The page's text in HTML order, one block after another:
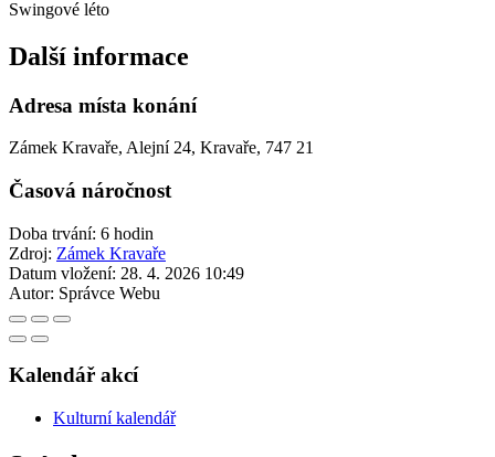
Swingové léto
Další informace
Adresa místa konání
Zámek Kravaře, Alejní 24, Kravaře, 747 21
Časová náročnost
Doba trvání: 6 hodin
Zdroj: Zámek Kravaře
Datum vložení: 28. 4. 2026 10:49
Autor: Správce Webu
Kalendář akcí
Kulturní kalendář